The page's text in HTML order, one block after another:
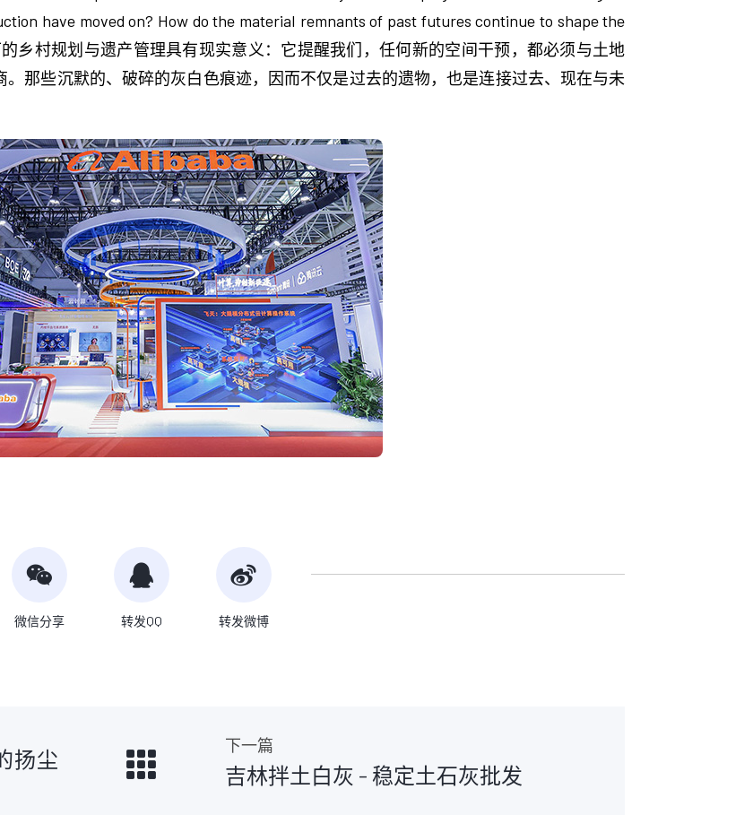
have moved on? How do the material remnants of past futures continue to shape the
乡村规划与遗产管理具有现实意义：它提醒我们，任何新的空间干预，都必须与土地
。那些沉默的、破碎的灰白色痕迹，因而不仅是过去的遗物，也是连接过去、现在与未
微信分享 转发QQ 转发微博
扬尘
下一篇
吉林拌土白灰 - 稳定土石灰批发